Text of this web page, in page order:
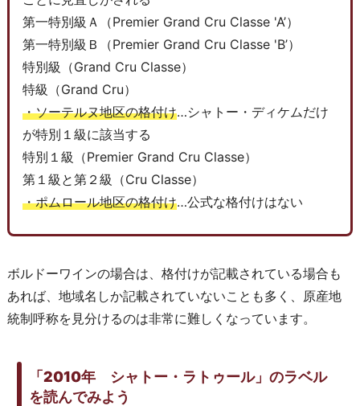
第一特別級Ａ（Premier Grand Cru Classe 'A’）
第一特別級Ｂ（Premier Grand Cru Classe 'B’）
特別級（Grand Cru Classe）
特級（Grand Cru）
・ソーテルヌ地区の格付け…シャトー・ディケムだけ
が特別１級に該当する
特別１級（Premier Grand Cru Classe）
第１級と第２級（Cru Classe）
・ポムロール地区の格付け…公式な格付けはない
ボルドーワインの場合は、格付けが記載されている場合も
あれば、地域名しか記載されていないことも多く、原産地
統制呼称を見分けるのは非常に難しくなっています。
「2010年 シャトー・ラトゥール」のラベル
を読んでみよう